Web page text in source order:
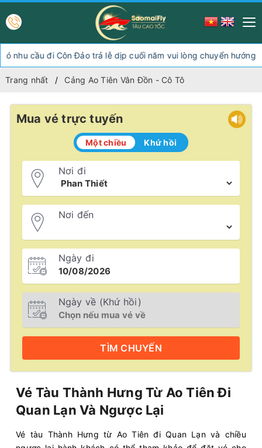
cầu đi Côn Đảo trả lễ dịp cuối năm vui lòng chuyển hướng
Trang nhất Cảng Ao Tiên Vân Đồn - Cô Tô
Mua vé trực tuyến
Một chiều Khứ hồi
Nơi đi
Nơi đến
Ngày đi
Ngày về (Khứ hồi)
TÌM CHUYẾN
Vé Tàu Thành Hưng Từ Ao Tiên Đi
Quan Lạn Và Ngược Lại
Vé tàu Thành Hưng từ Ao Tiên đi Quan Lạn và chiều